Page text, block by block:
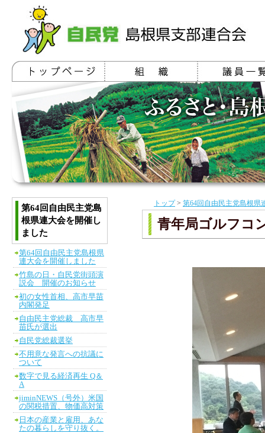
トップ> 第64回自由民主党島根県
青年局ゴルフコ
第64回自由民主党島
根県連大会を開催し
ました
第64回自由民主党島根県
連大会を開催しました
竹島の日・自民党街頭演
説会 開催のお知らせ
初の女性首相、高市早苗
内閣発足
自由民主党総裁 高市早
苗氏が選出
自民党総裁選挙
不用意な発言への抗議に
ついて
数字で見る経済再生 Q＆
A
jiminNEWS（号外）米国
の関税措置、物価高対策
日本の産業と雇用、あな
たの暮らしを守り抜く。